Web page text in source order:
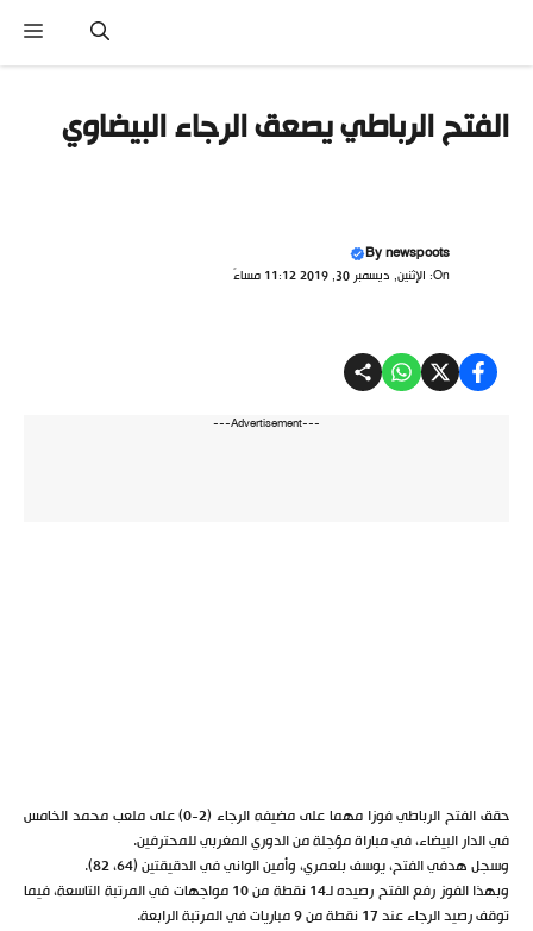
المحتوى
الفتح الرباطي يصعق الرجاء البيضاوي
Bynewspoots
On: الإثنين, ديسمبر 30, 2019 11:12 مساءً
---Advertisement---
حقق الفتح الرباطي فوزا مهما على مضيفه الرجاء (2-0) على ملعب محمد الخامس
في الدار البيضاء، في مباراة مؤجلة من الدوري المغربي للمحترفين.
وسجل هدفي الفتح، يوسف بلعمري، وأمين الواني في الدقيقتين (64، 82).
وبهذا الفوز رفع الفتح رصيده لـ14 نقطة من 10 مواجهات في المرتبة التاسعة، فيما
توقف رصيد الرجاء عند 17 نقطة من 9 مباريات في المرتبة الرابعة.